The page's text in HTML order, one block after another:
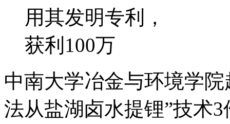
用其发明专利，
获利100万
中南大学冶金与环境学
法从盐湖卤水提锂”技术